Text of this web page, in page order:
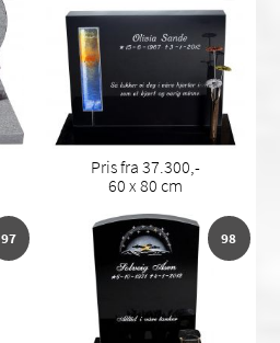
Pris fra 37.300,-
60 x 80 cm
97 98